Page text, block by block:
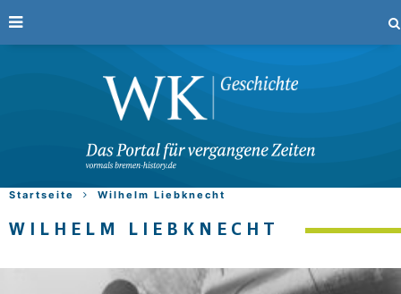
Startseite Wilhelm Liebknecht
WILHELM LIEBKNECHT